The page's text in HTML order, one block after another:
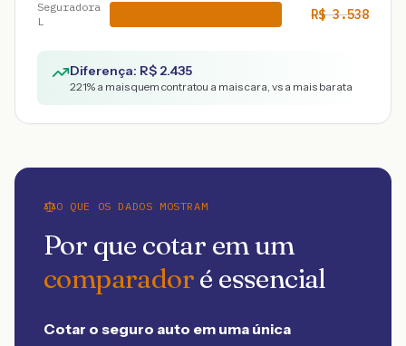
Seguradora
L
R$3.538
Diferença: R$ 2.435
221% a mais quem contratou a mais cara, vs a mais barata
O QUE OS DADOS MOSTRAM
Por que cotar em um
comparadoré essencial
Cotar o seguro auto em uma única